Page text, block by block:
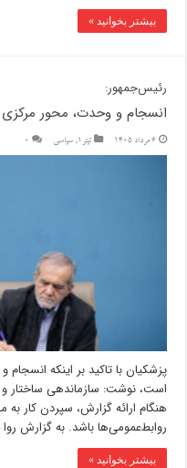
بیشتر بخوانید »
رئیس‌جمهور:
انسجام و وحدت، محور
6 مرداد 1405 تیتر1 ,سیاسی 0
پزشکیان با تاکید بر اینکه
است، نوشت: سازماندهی ساختار
هنگام ارائه گزارش، سپردن کار به
روابط‌عمومی‌ها باشد. به گزارش روا 24 و به نقل از ایرنا از …
بیشتر بخوانید »